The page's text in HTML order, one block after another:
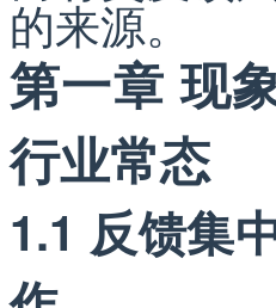
的来源。
第一章 现
行业常态
1.1 反馈集